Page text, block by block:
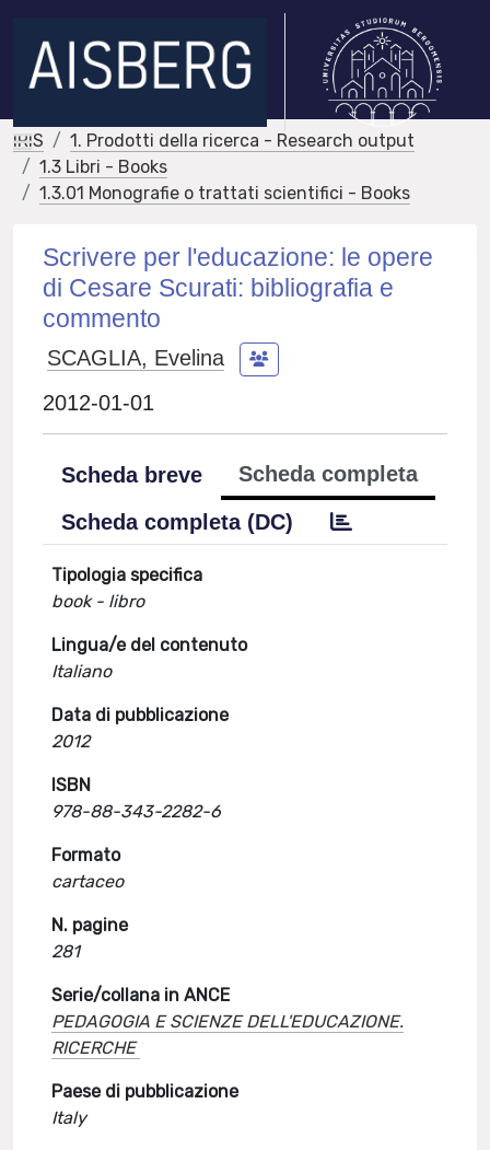
IRIS
1. Prodotti della ricerca - Research output
1.3 Libri - Books
1.3.01 Monografie o trattati scientifici - Books
Scrivere per l'educazione: le opere
di Cesare Scurati: bibliografia e
commento
SCAGLIA, Evelina
2012-01-01
Scheda breve
Scheda completa
Scheda completa (DC)
Tipologia specifica
book - libro
Lingua/e del contenuto
Italiano
Data di pubblicazione
2012
ISBN
978-88-343-2282-6
Formato
cartaceo
N. pagine
281
Serie/collana in ANCE
PEDAGOGIA E SCIENZE DELL'EDUCAZIONE.
RICERCHE
Paese di pubblicazione
Italy